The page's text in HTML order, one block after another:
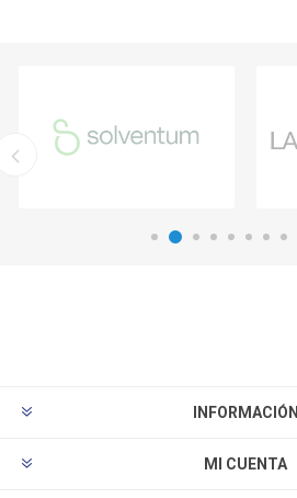
INFORMACIÓN
MI CUENTA